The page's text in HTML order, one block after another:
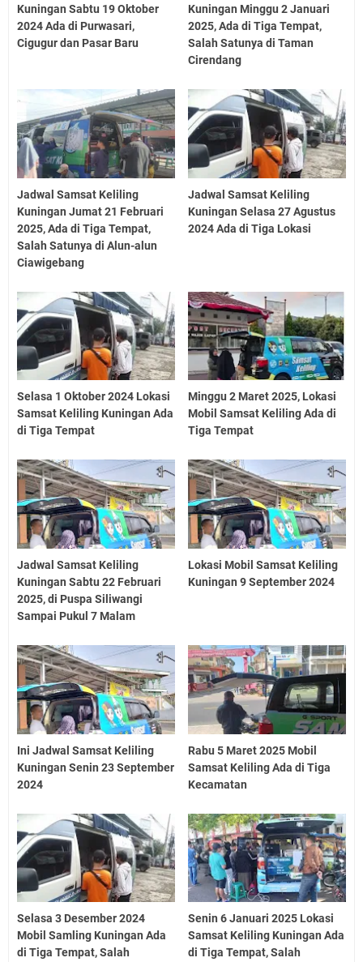
Kuningan Sabtu 19 Oktober
2024 Ada di Purwasari,
Cigugur dan Pasar Baru
Kuningan Minggu 2 Januari
2025, Ada di Tiga Tempat,
Salah Satunya di Taman
Cirendang
Jadwal Samsat Keliling
Kuningan Jumat 21 Februari
2025, Ada di Tiga Tempat,
Salah Satunya di Alun-alun
Ciawigebang
Jadwal Samsat Keliling
Kuningan Selasa 27 Agustus
2024 Ada di Tiga Lokasi
Selasa 1 Oktober 2024 Lokasi
Samsat Keliling Kuningan Ada
di Tiga Tempat
Minggu 2 Maret 2025, Lokasi
Mobil Samsat Keliling Ada di
Tiga Tempat
Jadwal Samsat Keliling
Kuningan Sabtu 22 Februari
2025, di Puspa Siliwangi
Sampai Pukul 7 Malam
Lokasi Mobil Samsat Keliling
Kuningan 9 September 2024
Ini Jadwal Samsat Keliling
Kuningan Senin 23 September
2024
Rabu 5 Maret 2025 Mobil
Samsat Keliling Ada di Tiga
Kecamatan
Selasa 3 Desember 2024
Mobil Samling Kuningan Ada
di Tiga Tempat, Salah
Senin 6 Januari 2025 Lokasi
Samsat Keliling Kuningan Ada
di Tiga Tempat, Salah